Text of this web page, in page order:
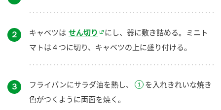
２ キャベツは せん切り
にし、器に敷き詰める。ミニト
マトは４つに切り、キャベツの上に盛り付ける。
３ フライパンにサラダ油を熱し、
を入れきれいな焼き
色がつくように両面を焼く。